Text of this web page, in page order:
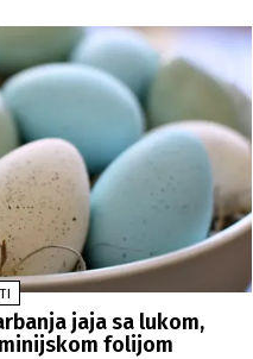
jaja sa lukom,
folijom